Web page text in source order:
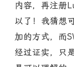
内容，再注册
以了！我猜想
加的方式，而
经过证实，只